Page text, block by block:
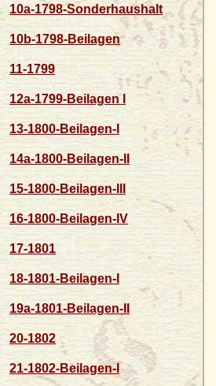
10a-1798-Sonderhaushalt
10b-1798-Beilagen
11-1799
12a-1799-Beilagen I
13-1800-Beilagen-I
14a-1800-Beilagen-II
15-1800-Beilagen-III
16-1800-Beilagen-IV
17-1801
18-1801-Beilagen-I
19a-1801-Beilagen-II
20-1802
21-1802-Beilagen-I